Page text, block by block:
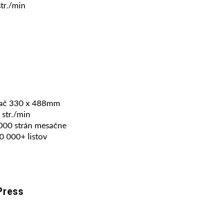
min
330 x 488mm
str./min
strán mesačne
000+ listov